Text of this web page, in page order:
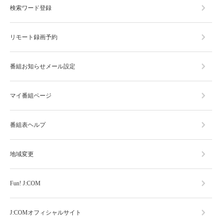
検索ワード登録
リモート録画予約
番組お知らせメール設定
マイ番組ページ
番組表ヘルプ
地域変更
Fun! J:COM
J:COMオフィシャルサイト